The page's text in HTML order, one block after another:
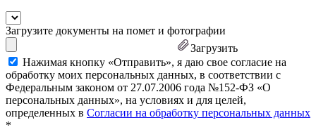
Загрузите документы на помет и фотографии
Загрузить
Нажимая кнопку «Отправить», я даю свое согласие на
обработку моих персональных данных, в соответствии с
Федеральным законом от 27.07.2006 года №152-ФЗ «О
персональных данных», на условиях и для целей,
определенных в Согласии на обработку персональных данных
*